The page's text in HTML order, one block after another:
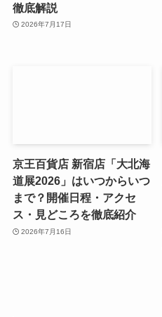
徹底解説
2026年7月17日
京王百貨店 新宿店「大北海
道展2026」はいつからいつ
まで？開催日程・アクセ
ス・見どころを徹底紹介
2026年7月16日